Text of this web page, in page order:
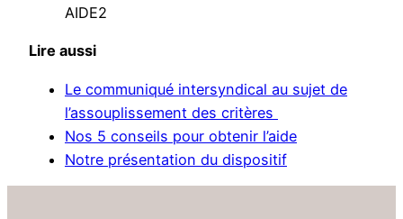
AIDE2
Lire aussi
Le communiqué intersyndical au sujet de
l’assouplissement des critères
Nos 5 conseils pour obtenir l’aide
Notre présentation du dispositif